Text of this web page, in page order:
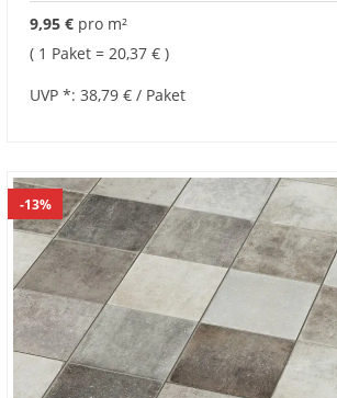
9,95 € pro m²
1 Paket = 20,37 €
UVP *:38,79 € / Paket
13%